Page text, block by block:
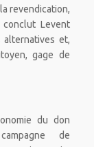
revendication,
Levent
alternatives et,
gage de
du don
de